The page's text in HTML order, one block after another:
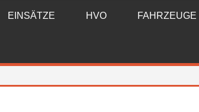
EINSÄTZE HVO FAHRZEUGE